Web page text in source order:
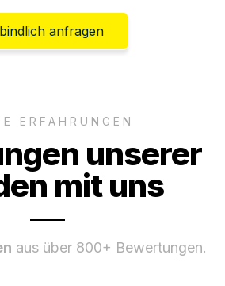
anfragen
ERFAHRUNGEN
unserer
mit uns
aus über 800+ Bewertungen.